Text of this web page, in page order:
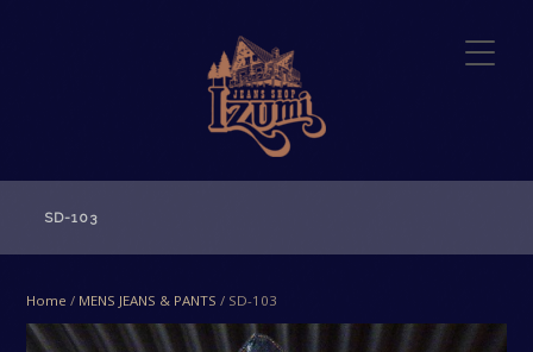
SD-103
Home / MENS JEANS & PANTS / SD-103